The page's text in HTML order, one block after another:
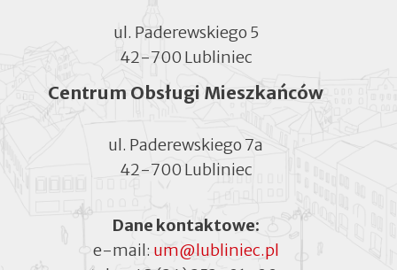
ul. Paderewskiego 5
42-700 Lubliniec
Centrum Obsługi Mieszkańców
ul. Paderewskiego 7a
42-700 Lubliniec
Dane kontaktowe:
e-mail: um@lubliniec.pl